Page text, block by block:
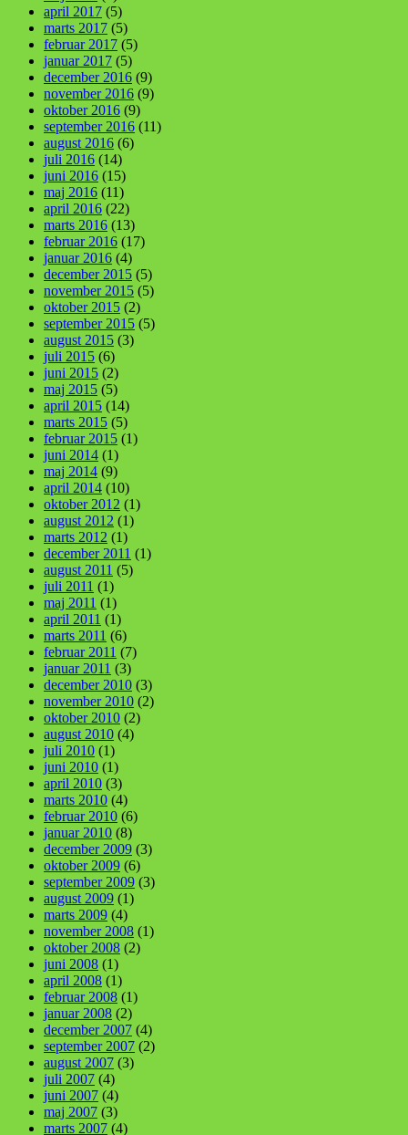
april 2017 (5)
marts 2017 (5)
februar 2017 (5)
januar 2017 (5)
december 2016 (9)
november 2016 (9)
oktober 2016 (9)
september 2016 (11)
august 2016 (6)
juli 2016 (14)
juni 2016 (15)
maj 2016 (11)
april 2016 (22)
marts 2016 (13)
februar 2016 (17)
januar 2016 (4)
december 2015 (5)
november 2015 (5)
oktober 2015 (2)
september 2015 (5)
august 2015 (3)
juli 2015 (6)
juni 2015 (2)
maj 2015 (5)
april 2015 (14)
marts 2015 (5)
februar 2015 (1)
juni 2014 (1)
maj 2014 (9)
april 2014 (10)
oktober 2012 (1)
august 2012 (1)
marts 2012 (1)
december 2011 (1)
august 2011 (5)
juli 2011 (1)
maj 2011 (1)
april 2011 (1)
marts 2011 (6)
februar 2011 (7)
januar 2011 (3)
december 2010 (3)
november 2010 (2)
oktober 2010 (2)
august 2010 (4)
juli 2010 (1)
juni 2010 (1)
april 2010 (3)
marts 2010 (4)
februar 2010 (6)
januar 2010 (8)
december 2009 (3)
oktober 2009 (6)
september 2009 (3)
august 2009 (1)
marts 2009 (4)
november 2008 (1)
oktober 2008 (2)
juni 2008 (1)
april 2008 (1)
februar 2008 (1)
januar 2008 (2)
december 2007 (4)
september 2007 (2)
august 2007 (3)
juli 2007 (4)
juni 2007 (4)
maj 2007 (3)
marts 2007 (4)